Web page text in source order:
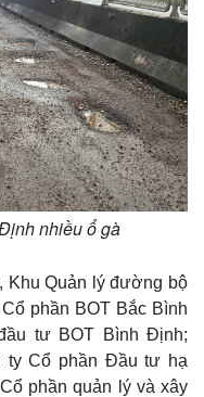
nhiều ổ gà
Khu Quản lý đường bộ
phần BOT Bắc Bình
tư BOT Bình Định;
ty Cổ phần Đầu tư hạ
phần quản lý và xây